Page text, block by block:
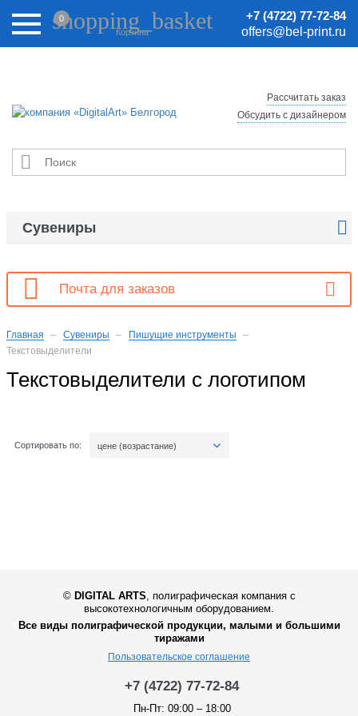
Внимание! Цены на сайте могут быть неактуальными.
Актуальные цены уточняйте у менеджеров.
+7 (4722) 77-72-84
offers@bel-print.ru
shopping_basket
Корзина
0

Рассчитать заказ
Обсудить с дизайнером
Сувениры 
 Почта для заказов
Главная Сувениры
Пишущие инструменты
Текстовыделители
Текстовыделители с логотипом
Сортировать по: цене (возрастание)
© DIGITAL ARTS
полиграфическая компания с
высокотехнологичным оборудованием.
Все виды полиграфической продукции, малыми и большими
тиражами
Пользовательское соглашение
+7 (4722) 77-72-84
Пн-Пт: 09:00 – 18:00